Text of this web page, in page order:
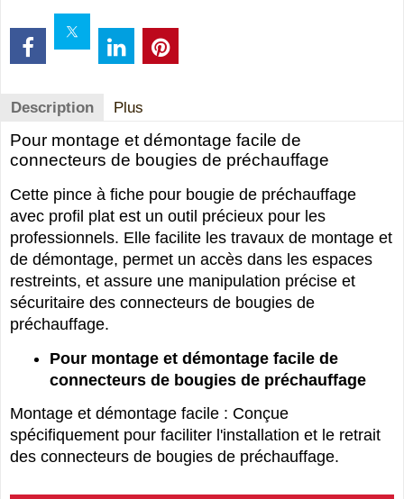
Description Plus
Pour montage et démontage facile de
connecteurs de bougies de préchauffage
Cette pince à fiche pour bougie de préchauffage
avec profil plat est un outil précieux pour les
professionnels. Elle facilite les travaux de montage et
de démontage, permet un accès dans les espaces
restreints, et assure une manipulation précise et
sécuritaire des connecteurs de bougies de
préchauffage.
Pour montage et démontage facile de
connecteurs de bougies de préchauffage
Montage et démontage facile : Conçue
spécifiquement pour faciliter l'installation et le retrait
des connecteurs de bougies de préchauffage.